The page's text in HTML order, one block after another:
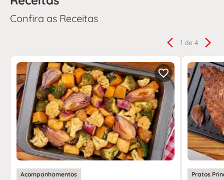
Confira as Receitas
1 de 4
Acompanhamentos Pratos